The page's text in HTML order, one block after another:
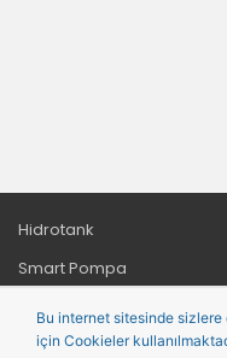
Hidrotank
Smart Pompa
Yağmur Tarım Makineleri
Standart Pompa
Bu internet sitesinde
için Cookieler